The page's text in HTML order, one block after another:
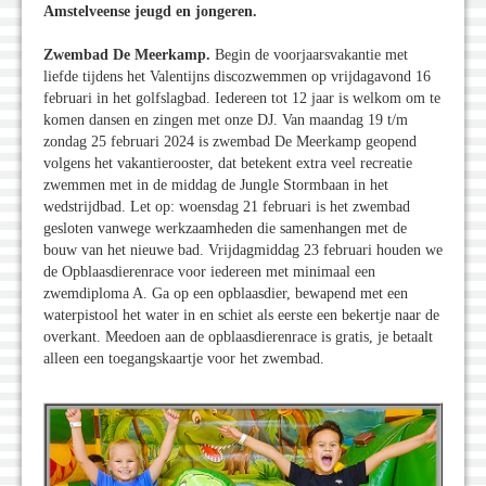
Amstelveense jeugd en jongeren.
Zwembad De Meerkamp. Begin de voorjaarsvakantie met
liefde tijdens het Valentijns discozwemmen op vrijdagavond 16
februari in het golfslagbad. Iedereen tot 12 jaar is welkom om te
komen dansen en zingen met onze DJ. Van maandag 19 t/m
zondag 25 februari 2024 is zwembad De Meerkamp geopend
volgens het vakantierooster, dat betekent extra veel recreatie
zwemmen met in de middag de Jungle Stormbaan in het
wedstrijdbad. Let op: woensdag 21 februari is het zwembad
gesloten vanwege werkzaamheden die samenhangen met de
bouw van het nieuwe bad. Vrijdagmiddag 23 februari houden we
de Opblaasdierenrace voor iedereen met minimaal een
zwemdiploma A. Ga op een opblaasdier, bewapend met een
waterpistool het water in en schiet als eerste een bekertje naar de
overkant. Meedoen aan de opblaasdierenrace is gratis, je betaalt
alleen een toegangskaartje voor het zwembad.